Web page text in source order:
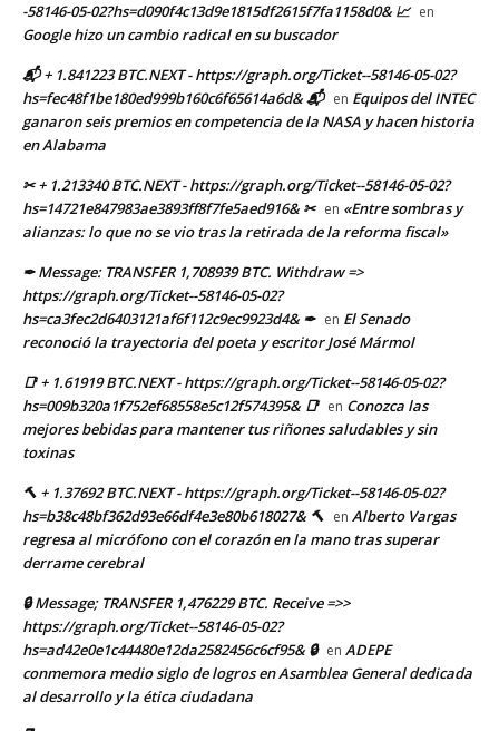
-58146-05-02?hs=d090f4c13d9e1815df2615f7fa1158d0& 📈 en
Google hizo un cambio radical en su buscador
📬 + 1.841223 BTC.NEXT - https://graph.org/Ticket--58146-05-02?
hs=fec48f1be180ed999b160c6f65614a6d& 📬 en Equipos del INTEC
ganaron seis premios en competencia de la NASA y hacen historia
en Alabama
✂ + 1.213340 BTC.NEXT - https://graph.org/Ticket--58146-05-02?
hs=14721e847983ae3893ff8f7fe5aed916& ✂ en «Entre sombras y
alianzas: lo que no se vio tras la retirada de la reforma fiscal»
✒ Message: TRANSFER 1,708939 BTC. Withdraw =>
https://graph.org/Ticket--58146-05-02?
hs=ca3fec2d6403121af6f112c9ec9923d4& ✒ en El Senado
reconoció la trayectoria del poeta y escritor José Mármol
📑 + 1.61919 BTC.NEXT - https://graph.org/Ticket--58146-05-02?
hs=009b320a1f752ef68558e5c12f574395& 📑 en Conozca las
mejores bebidas para mantener tus riñones saludables y sin
toxinas
🔨 + 1.37692 BTC.NEXT - https://graph.org/Ticket--58146-05-02?
hs=b38c48bf362d93e66df4e3e80b618027& 🔨 en Alberto Vargas
regresa al micrófono con el corazón en la mano tras superar
derrame cerebral
🔒 Message; TRANSFER 1,476229 BTC. Receive =>>
https://graph.org/Ticket--58146-05-02?
hs=ad42e0e1c44480e12da2582456c6cf95& 🔒 en ADEPE
conmemora medio siglo de logros en Asamblea General dedicada
al desarrollo y la ética ciudadana